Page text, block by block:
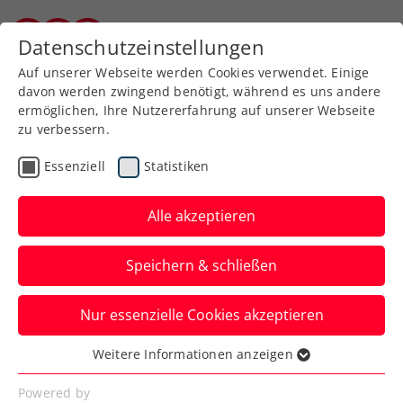
Zurück zur Newsübersicht
Turniere
Nach WM-Gold:
Weinhandl triumphiert
auch bei Senioren-EM
Der 50-Jährige setzt in Veli Losinj, einmal
mehr bei einem Medaillenregen für
Österreich, das große Highlight.
Verfasst von: Edi Glasner / Manuel Wachta, 13.06.2024
Datenschutzeinstellungen
Auf unserer Webseite werden Cookies verwendet. Einige
davon werden zwingend benötigt, während es uns andere
ermöglichen, Ihre Nutzererfahrung auf unserer Webseite
zu verbessern.
Essenziell Statistiken
Alle akzeptieren
Speichern & schließen
Nur essenzielle Cookies akzeptieren
Essenziell
Essenzielle Cookies werden für grundlegende
Weitere Informationen anzeigen
Powered by